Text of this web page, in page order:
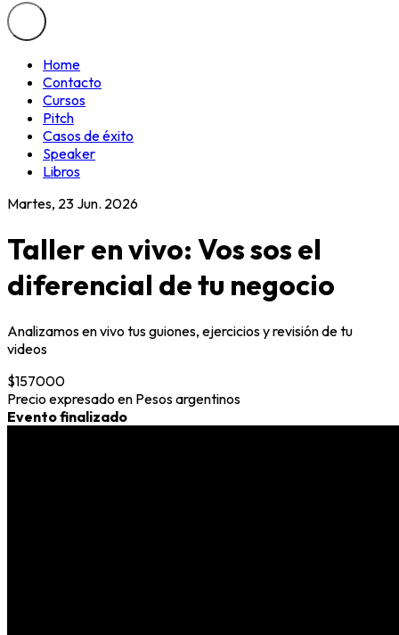
Home
Contacto
Cursos
Pitch
Casos de éxito
Speaker
Libros
Martes, 23 Jun. 2026
Taller en vivo: Vos sos el
diferencial de tu negocio
Analizamos en vivo tus guiones, ejercicios y revisión de tu
videos
$157000
Precio expresado en Pesos argentinos
Evento finalizado